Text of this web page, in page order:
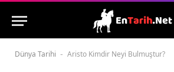
Dünya Tarihi - Aristo Kimdir Neyi Bulmuştur?